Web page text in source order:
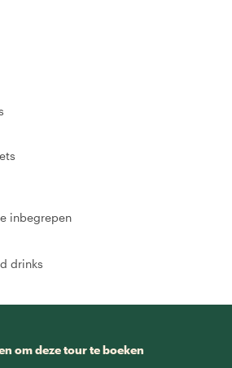
inbegrepen
drinks
om deze tour te boeken